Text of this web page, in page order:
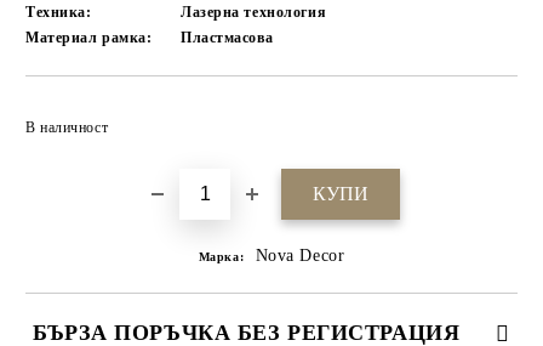
Техника:
Лазерна технология
Материал рамка:
Пластмасова
В наличност
Марка: Nova Decor
БЪРЗА ПОРЪЧКА БЕЗ РЕГИСТРАЦИЯ